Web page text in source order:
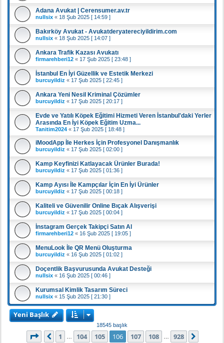
Adana Avukat | Cerensumer.av.tr
nullsix « 18 Şub 2025 [ 14:59 ]
Bakırköy Avukat - Avukatderyatereciyildirim.com
nullsix « 18 Şub 2025 [ 14:07 ]
Ankara Trafik Kazası Avukatı
firmarehberi12 « 17 Şub 2025 [ 23:48 ]
İstanbul En İyi Güzellik ve Estetik Merkezi
burcuyildiz « 17 Şub 2025 [ 22:45 ]
Ankara Yeni Nesil Kriminal Çözümler
burcuyildiz « 17 Şub 2025 [ 20:17 ]
Evde ve Yatılı Köpek Eğitimi Hizmeti Veren İstanbul'daki Yerler
Arasında En İyi Köpek Eğitim Uzma...
Tanitim2024 « 17 Şub 2025 [ 18:48 ]
iMoodApp İle Herkes İçin Profesyonel Danışmanlık
burcuyildiz « 17 Şub 2025 [ 02:00 ]
Kamp Keyfinizi Katlayacak Ürünler Burada!
burcuyildiz « 17 Şub 2025 [ 01:36 ]
Kamp Ayısı İle Kampçılar İçin En İyi Ürünler
burcuyildiz « 17 Şub 2025 [ 00:18 ]
Kaliteli ve Güvenilir Online Bıçak Alışverişi
burcuyildiz « 17 Şub 2025 [ 00:04 ]
İnstagram Gerçek Takipçi Satın Al
firmarehberi12 « 16 Şub 2025 [ 19:05 ]
MenuLook İle QR Menü Oluşturma
burcuyildiz « 16 Şub 2025 [ 01:02 ]
Doçentlik Başvurusunda Avukat Desteği
nullsix « 16 Şub 2025 [ 00:46 ]
Kurumsal Kimlik Tasarım Süreci
nullsix « 15 Şub 2025 [ 21:30 ]
Yeni Başlık
18545 başlık
106. sayfa (Toplam928 sayfa)
Önceki
1 104 105 106 107 108 928